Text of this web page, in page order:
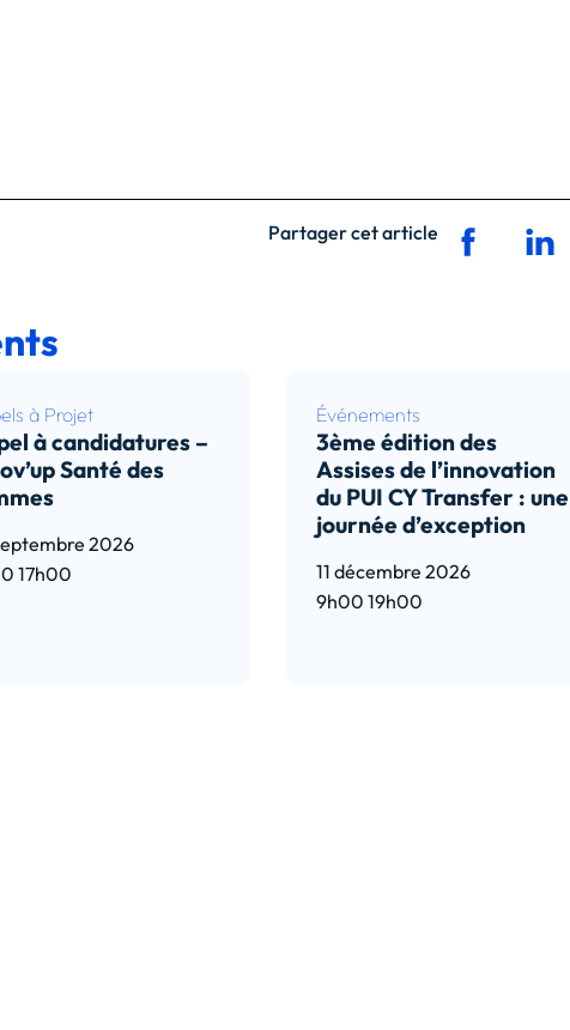
Partager cet article
à Projet
à candidatures –
Santé des
2026
17h00
Événements
3ème édition des
Assises de l’innovation
du PUI CY Transfer : une
journée d’exception
11 décembre 2026
9h00 19h00